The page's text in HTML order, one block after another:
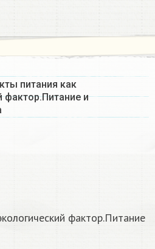
питания как
фактор.Питание и
фактор.Питание